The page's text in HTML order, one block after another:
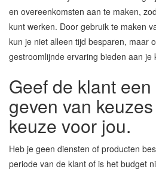
en overeenkomsten aan te maken,
kunt werken. Door gebruik te maken
kun je niet alleen tijd besparen, maar
gestroomlijnde ervaring bieden aan je
Geef de klant
geven van
keuze voor jou.
Heb je geen diensten of producten
periode van de klant of is het budget